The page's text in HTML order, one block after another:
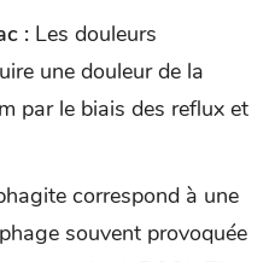
: Les douleurs
une douleur de la
par le biais des reflux et
correspond à une
souvent provoquée